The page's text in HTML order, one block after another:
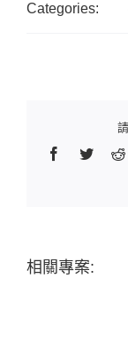
Categories:
Facebook
Twitter
相關專案: